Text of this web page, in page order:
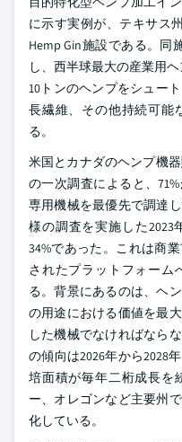
に示す実例が、テキサス
Hemp Gin施設である。同
し、西半球最大の産業用
10トンのヘンプをシュー
長繊維、その他持続可能
る。
米国とカナダのヘンプ機
の一次調査によると、
専用機械を最優先で調達
様の調査を実施した
34%であった。これは商
されたプラットフォーム
る。背景にあるのは、ヘ
の用途における価値を最
した機械でなければなら
の傾向は2026年から2028
培面積が毎年二桁成長を
ー、オレゴンなど主要州
化している。